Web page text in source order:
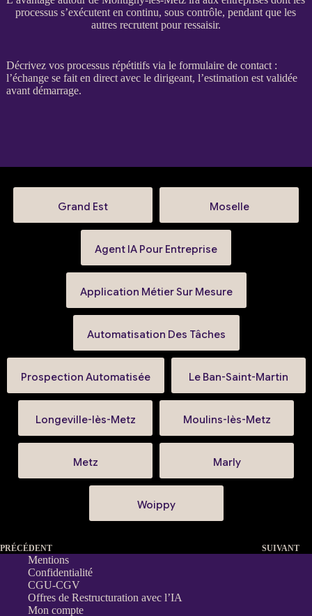
processus s’exécutent en continu, sous contrôle, pendant que les
autres recrutent pour ressaisir.
Décrivez vos processusrépétitifs via le formulaire de contact:
l’échange se fait en direct avec le dirigeant, l’estimation est validée
avant démarrage.
Grand Est Moselle
Agent IA Pour Entreprise
Application Métier Sur Mesure
Automatisation Des Tâches
Prospection Automatisée Le Ban-Saint-Martin
Longeville-lès-Metz Moulins-lès-Metz
Metz Marly
Woippy
PRÉCÉDENT SUIVANT
Mentions
Confidentialité
CGU-CGV
Offres de Restructuration avec l’IA
Mon compte